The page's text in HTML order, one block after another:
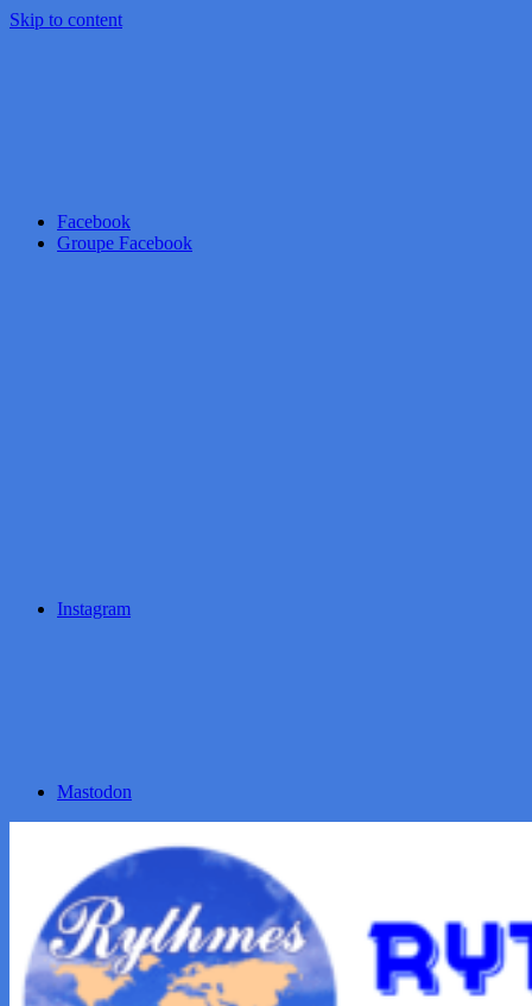
Skip to content
Facebook
Groupe Facebook
Instagram
Mastodon